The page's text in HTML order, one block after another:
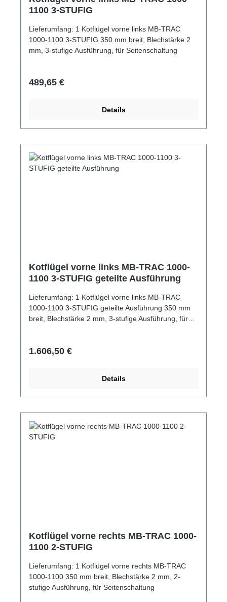
1100 3-STUFIG
Lieferumfang: 1 Kotflügel vorne links MB-TRAC
1000-1100 3-STUFIG 350 mm breit, Blechstärke 2
mm, 3-stufige Ausführung, für Seitenschaltung
Regulärer Preis:
489,65 €
Details
Kotflügel vorne links MB-TRAC 1000-
1100 3-STUFIG geteilte Ausführung
Lieferumfang: 1 Kotflügel vorne links MB-TRAC
1000-1100 3-STUFIG geteilte Ausführung 350 mm
breit, Blechstärke 2 mm, 3-stufige Ausführung, für
Regulärer Preis:
1.606,50 €
Details
Kotflügel vorne rechts MB-TRAC 1000-
1100 2-STUFIG
Lieferumfang: 1 Kotflügel vorne rechts MB-TRAC
1000-1100 350 mm breit, Blechstärke 2 mm, 2-
stufige Ausführung, für Seitenschaltung